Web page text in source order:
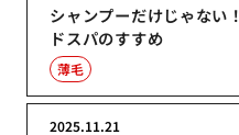
シャンプーだけじゃない
ドスパのすすめ
薄毛
2025.11.21